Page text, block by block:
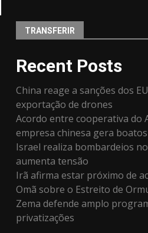
TRANSFERIR
Recent Posts
China reage a sanções dos
exportação de drones
Acordo entre cooperativa do
empresa chinesa gera
Israel realiza bombardeios
aumenta tensão
Irã afirma estar próximo de
Omã sobre o Estreito de
Zema defende amplo
privatizações